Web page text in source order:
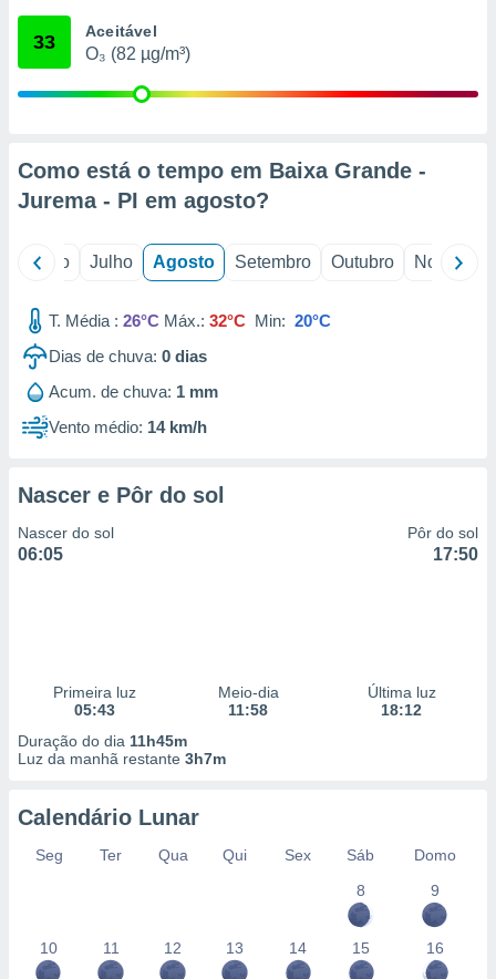
através
1199
33 Aceitável
O₃ (82 µg/m³)
Como está o tempo em Baixa Grande -
Jurema - PI em agosto?
Junho Julho Agosto Setembro Outubro Novembro
T. Média : 26°C Máx.: 32°C Min: 20°C
Dias de chuva: 0 dias
Acum. de chuva: 1 mm
Vento médio: 14 km/h
Nascer e Pôr do sol
Nascer do sol
06:05
Pôr do sol
17:50
Primeira luz
05:43
Meio-dia
11:58
Última luz
18:12
Duração do dia 11h45m
Luz da manhã restante 3h7m
Calendário Lunar
Seg Ter Qua Qui Sex Sáb
Domo
8
9
10 11 12 13 14 15 16